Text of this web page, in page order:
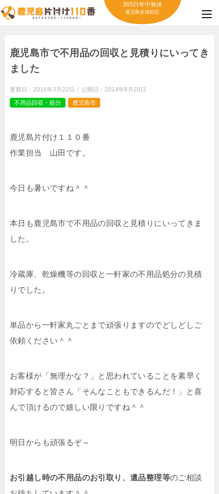
365日年中無休
鹿児島全域対応
鹿児島市で不用品の回収と見積りにいってき
ました
更新日： 2016年3月22日 公開日： 2014年8月20日
不用品回収・処分
鹿児島市
鹿児島片付け１１０番
作業担当 山田です。
今日も暑いですね＾＾
本日も鹿児島市で不用品の回収と見積りにいってきま
した。
冷蔵庫、乾燥機等の回収と一軒家の不用品処分の見積
りでした。
単品から一軒家丸ごとまで頑張りますのでどしどしご
依頼ください＾＾
お客様が「無理かな？」と思われていることを素早く
対応すると皆さん「そんなこともできるんだ！」と喜
んで頂けるので嬉しい限りですね＾＾
明日からも頑張るぞ～
お引越し時の不用品のお引取り、遺品整理等のご相談